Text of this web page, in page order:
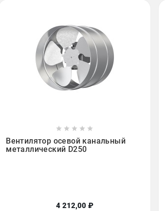
    
Вентилятор осевой канальный
металлический D250
4 212,00 ₽